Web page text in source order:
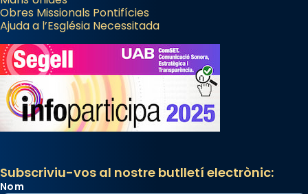
Obres Missionals Pontifícies
Ajuda a l’Església Necessitada
Subscriviu-vos al nostre butlletí electrònic:
Nom